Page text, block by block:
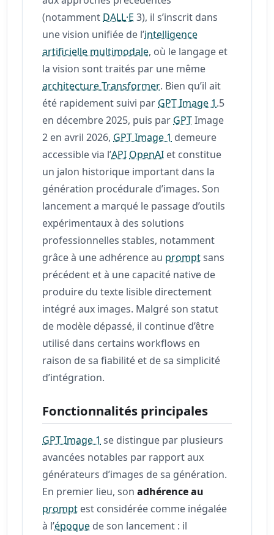
(notamment DALL·E 3), il s’inscrit dans
une vision unifiée de l’intelligence
artificielle multimodale, où le langage et
la vision sont traités par une même
architecture Transformer. Bien qu’il ait
été rapidement suivi par GPT Image 1.5
en décembre 2025, puis par GPTImage
2 en avril 2026, GPT Image 1 demeure
accessible via l’API OpenAI et constitue
un jalon historique important dans la
génération procédurale d’images. Son
lancement a marqué le passage d’outils
expérimentaux à des solutions
professionnelles stables, notamment
grâce à une adhérence au promptsans
précédent et à une capacité native de
produire du texte lisible directement
intégré aux images. Malgré son statut
de modèle dépassé, il continue d’être
utilisé dans certains workflows en
raison de sa fiabilité et de sa simplicité
d’intégration.
Fonctionnalités principales
GPT Image 1 se distingue par plusieurs
avancées notables par rapport aux
générateurs d’images de sa génération.
En premier lieu, sonadhérence au
prompt est considérée comme inégalée
à l’époque de son lancement : il